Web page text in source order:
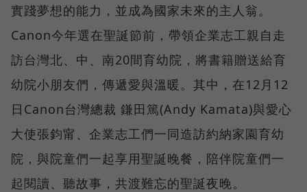
實踐夢想的能力，並成為國家未來的主人翁。
Canon今年選在聖誕節前，帶領企業志工親自走
訪台灣北、中、南20間育幼院，將書籍贈送給育
幼院小朋友們，傳遞愛與溫暖。其中，在12月12
日Canon台灣總裁 鎌田篤(Andy Kamata)與愛心
大使張鈞甯、企業志工們一同造訪約納家園育幼
院，與院童們一起享用聖誕晚餐，陪伴院童們一
起閱讀、聽故事，共渡難忘的聖誕夜晚。